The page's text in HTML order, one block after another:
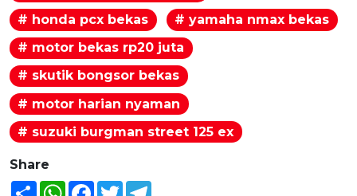
# honda pcx bekas
# yamaha nmax bekas
# motor bekas rp20 juta
# skutik bongsor bekas
# motor harian nyaman
# suzuki burgman street 125 ex
Share
Share WhatsAppFacebook
Twitter